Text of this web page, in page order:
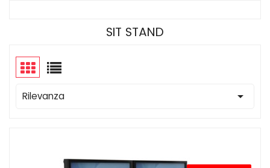
SIT STAND
Rilevanza 